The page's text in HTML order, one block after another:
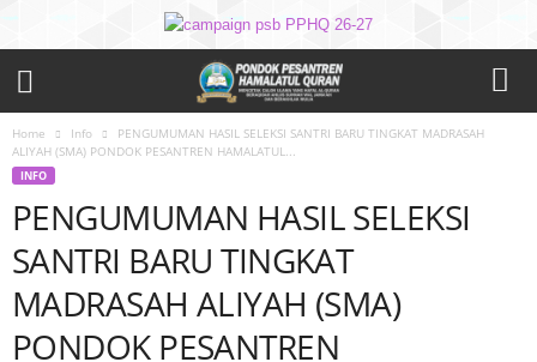
Home Info
PENGUMUMAN HASIL SELEKSI SANTRI BARU TINGKAT MADRASAH
ALIYAH (SMA) PONDOK PESANTREN HAMALATUL...
INFO
PENGUMUMAN HASIL SELEKSI
SANTRI BARU TINGKAT
MADRASAH ALIYAH (SMA)
PONDOK PESANTREN